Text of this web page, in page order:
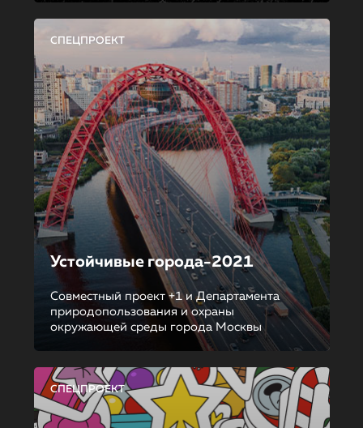
СПЕЦПРОЕКТ
Устойчивые города-2021
Совместный проект +1 и Департамента
природопользования и охраны
окружающей среды города Москвы
СПЕЦПРОЕКТ